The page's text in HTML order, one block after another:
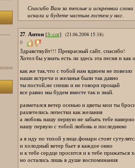
Спасибо Вам за теплые и искреннии
искали и будете частым гостем у нас.
27. Антон [S-cor] (21.06.2008 15:18)
0
Здравствуйт!!! Прекрасный сайт, спасибо!
Хотел бы узнать есть ли здесь эта песня и
как же так,что с тобой нам вдвоем не повезло
наши встречи и желанья были так давно
ты постой,не спеши и не говори прощай
все равно мы будем вместе так и знай.
разметался ветер осенью и цветы мои ты
разлетелись лепестки как желания
а любовь нашу первую не забыть тебе наверно
нашу первую с тобой любовь и последнюю
а я иду по тихой улице,фонари стоят
и холодный ветер бьет в каждое окно
и к тебе сердце просится и к тебе прижаться
но остались лишь в душе воспоминания